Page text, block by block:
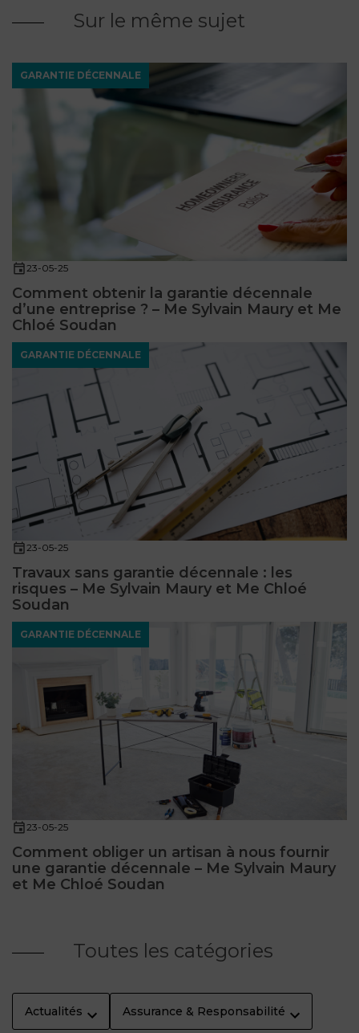
Sur le même sujet
GARANTIE DÉCENNALE
23-05-25
Comment obtenir la garantie décennale
d’une entreprise ? – Me Sylvain Maury et Me
Chloé Soudan
GARANTIE DÉCENNALE
23-05-25
Travaux sans garantie décennale : les
risques – Me Sylvain Maury et Me Chloé
Soudan
GARANTIE DÉCENNALE
23-05-25
Comment obliger un artisan à nous fournir
une garantie décennale – Me Sylvain Maury
et Me Chloé Soudan
Toutes les catégories
Actualités Assurance & Responsabilité